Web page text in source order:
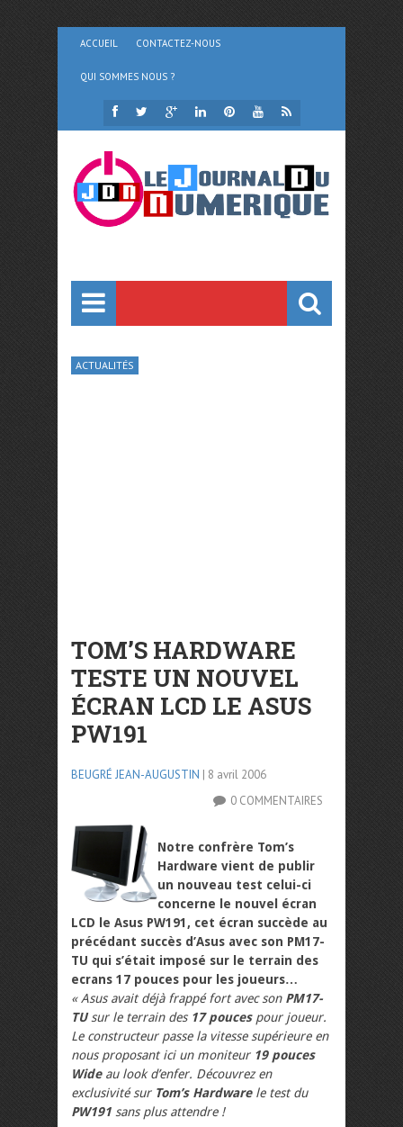
ACCUEIL CONTACTEZ-NOUS
QUI SOMMES NOUS ?
ACTUALITÉS
TOM’S HARDWARE
TESTE UN NOUVEL
ÉCRAN LCD LE ASUS
PW191
BEUGRÉ JEAN-AUGUSTIN | 8 avril 2006
0 COMMENTAIRES
Notre confrère Tom’s
Hardware vient de publir
un nouveau test celui-ci
concerne le nouvel écran
LCD le Asus PW191, cet écran succède au
précédant succès d’Asus avec son PM17-
TU qui s’était imposé sur le terrain des
ecrans 17 pouces pour les joueurs…
« Asus avait déjà frappé fort avec sonPM17-
TUsur le terrain des 17 poucespour joueur.
Le constructeur passe la vitesse supérieure en
nous proposant ici un moniteur 19 pouces
Wide au look d’enfer. Découvrez en
exclusivité sur Tom’s Hardwarele test du
PW191 sans plus attendre !